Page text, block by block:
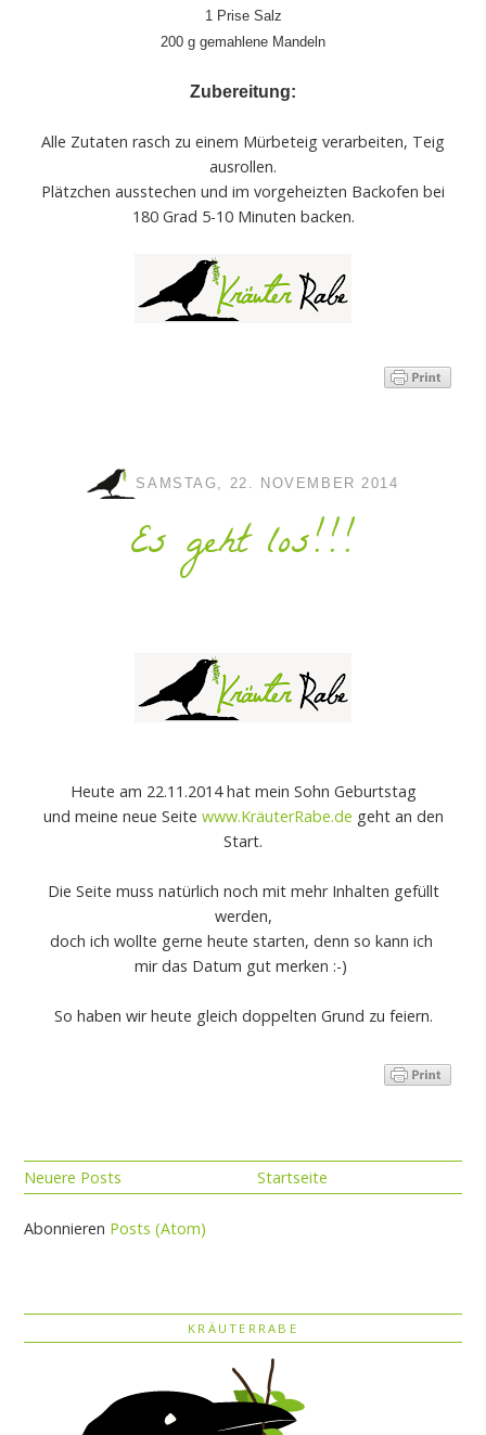
1 Prise Salz
200 g gemahlene Mandeln
Zubereitung:
Alle Zutaten rasch zu einem Mürbeteig verarbeiten, Teig
ausrollen.
Plätzchen ausstechen und im vorgeheizten Backofen bei
180 Grad 5-10 Minuten backen.
SAMSTAG, 22. NOVEMBER 2014
Es geht los!!!
Heute am 22.11.2014 hat mein Sohn Geburtstag
und meine neue Seite www.KräuterRabe.de geht an den
Start.
Die Seite muss natürlich noch mit mehr Inhalten gefüllt
werden,
doch ich wollte gerne heute starten, denn so kann ich
mir das Datum gut merken :-)
So haben wir heute gleich doppelten Grund zu feiern.
Neuere Posts Startseite
Abonnieren Posts (Atom)
KRÄUTERRABE